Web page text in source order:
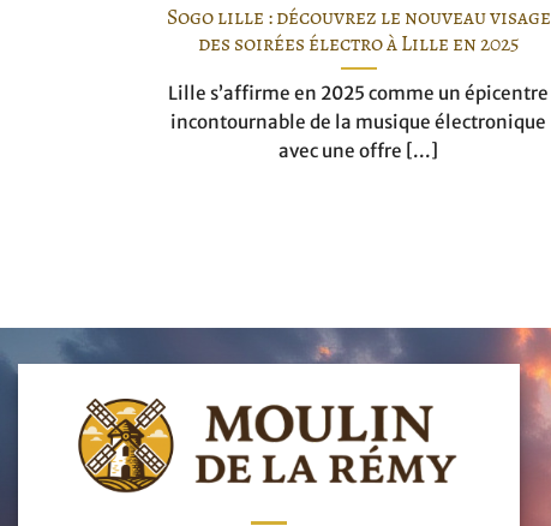
Sogo lille : découvrez le nouveau visage
des soirées électro à Lille en 2025
Lille s’affirme en 2025 comme un épicentre
incontournable de la musique électronique
avec une offre [...]